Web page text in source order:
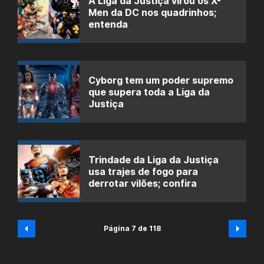
Men da DC nos quadrinhos;
entenda
Cyborg tem um poder supremo
que supera toda a Liga da
Justiça
Trindade da Liga da Justiça
usa trajes de fogo para
derrotar vilões; confira
Página 7 de 118